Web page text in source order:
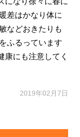
はかなり体に
どおきたりも
るっています
康にも注意してく
2019年02月7日